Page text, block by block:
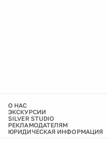
О НАС
ЭКСКУРСИИ
SILVER STUDIO
РЕКЛАМОДАТЕЛЯМ
ЮРИДИЧЕСКАЯ ИНФОРМАЦИЯ